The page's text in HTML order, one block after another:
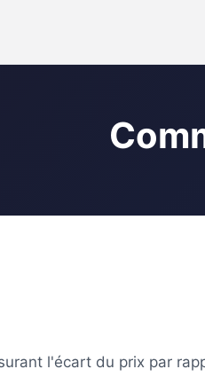
l'écart du prix par